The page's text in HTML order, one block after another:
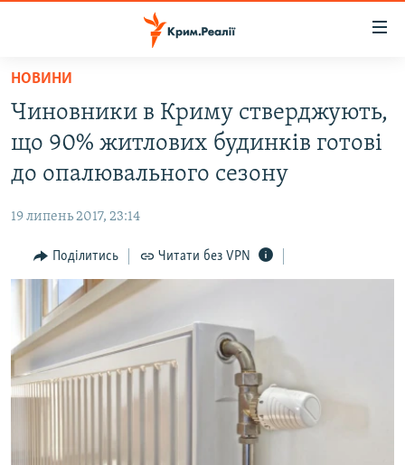
Перейти
основного
матеріалу
до
основної
Перейти
до
ВОДА.КРИМ
БЛОГИ
ПОГЛЯД
ІНТЕРВ'Ю
ВСЕ ЗА ДЕНЬ
СПЕЦПРОЕКТИ
ДЕПОРТАЦІЯ
СВІДЧЕННЯ ОКУПАЦІЇ
ЯК ОБІЙТИ БЛОКУВАННЯ
НОВИНИ
Чиновники в Криму стверджують,
що 90% житлових будинків готові
до опалювального сезону
19 липень 2017, 23:14
Поділитись Читати без VPN